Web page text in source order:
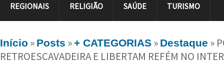
REGIONAIS RELIGIÃO SAÚDE TURISMO
Início » Posts »+ CATEGORIAS » Destaque »
RETROESCAVADEIRA E LIBERTAM REFÉM NO